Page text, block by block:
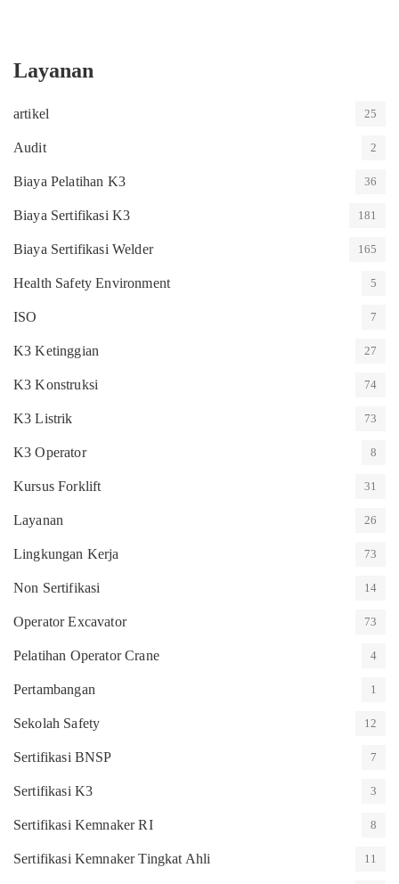
Layanan
artikel 25
Audit 2
Biaya Pelatihan K3 36
Biaya Sertifikasi K3 181
Biaya Sertifikasi Welder 165
Health Safety Environment 5
ISO 7
K3 Ketinggian 27
K3 Konstruksi 74
K3 Listrik 73
K3 Operator 8
Kursus Forklift 31
Layanan 26
Lingkungan Kerja 73
Non Sertifikasi 14
Operator Excavator 73
Pelatihan Operator Crane 4
Pertambangan 1
Sekolah Safety 12
Sertifikasi BNSP 7
Sertifikasi K3 3
Sertifikasi Kemnaker RI 8
Sertifikasi Kemnaker Tingkat Ahli 11